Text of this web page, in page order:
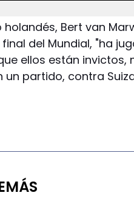
holandés, Bert van
del Mundial, "ha
ellos están invictos,
un partido, contra